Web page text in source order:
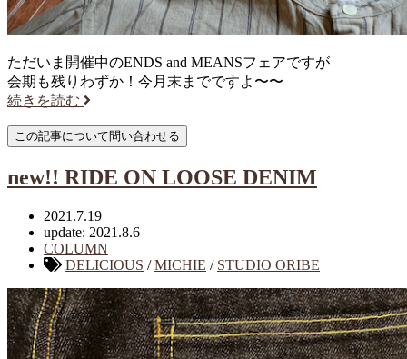
ただいま開催中のENDS and MEANSフェアですが
会期も残りわずか！今月末までですよ〜〜
続きを読む
new!! RIDE ON LOOSE DENIM
2021.7.19
update: 2021.8.6
COLUMN
DELICIOUS /MICHIE / STUDIO ORIBE